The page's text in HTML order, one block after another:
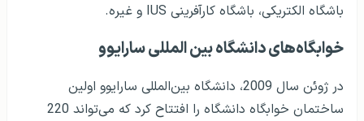
باشگاه الکتریکی، باشگاه کارآفرینی IUS و غیره.
خوابگاه‌های دانشگاه بین المللی سارایوو
در ژوئن سال 2009، دانشگاه بین‌المللی سارایوو اولین
ساختمان خوابگاه دانشگاه را افتتاح کرد که می‌تواند 220